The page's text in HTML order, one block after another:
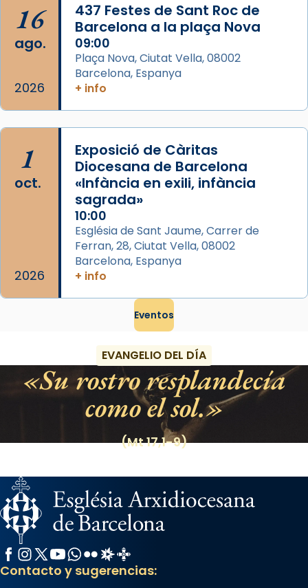
16
ago.
2026
437 Festes de Sant Roc de
Barcelona a la plaça Nova
09:00
Plaça Nova, Ciutat Vella, 08002
Barcelona, Espanya
+ info
1
oct.
2026
Exposició de Càritas
Diocesana de Barcelona
«Infància en exili, infància
sagrada»
10:00
Església de Sant Jaume, Carrer de
Ferran, 28, Ciutat Vella, 08002
Barcelona, Espanya
+ info
Eventos
EVANGELIO DEL DÍA
Su rostro resplandecía
como el sol.
(Mt 17,1-9)
Facebook
Instagram
X / Twitter
YouTube
WhatsApp
FlickrRadio Estel
Catalunya Cristiana
Contacto y sugerencias: